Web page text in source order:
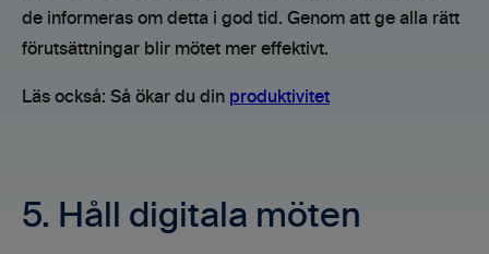
de informeras om detta i god tid. Genom att ge alla rätt
förutsättningar blir mötet mer effektivt.
Läs också: Så ökar du din produktivitet
5. Håll digitala möten